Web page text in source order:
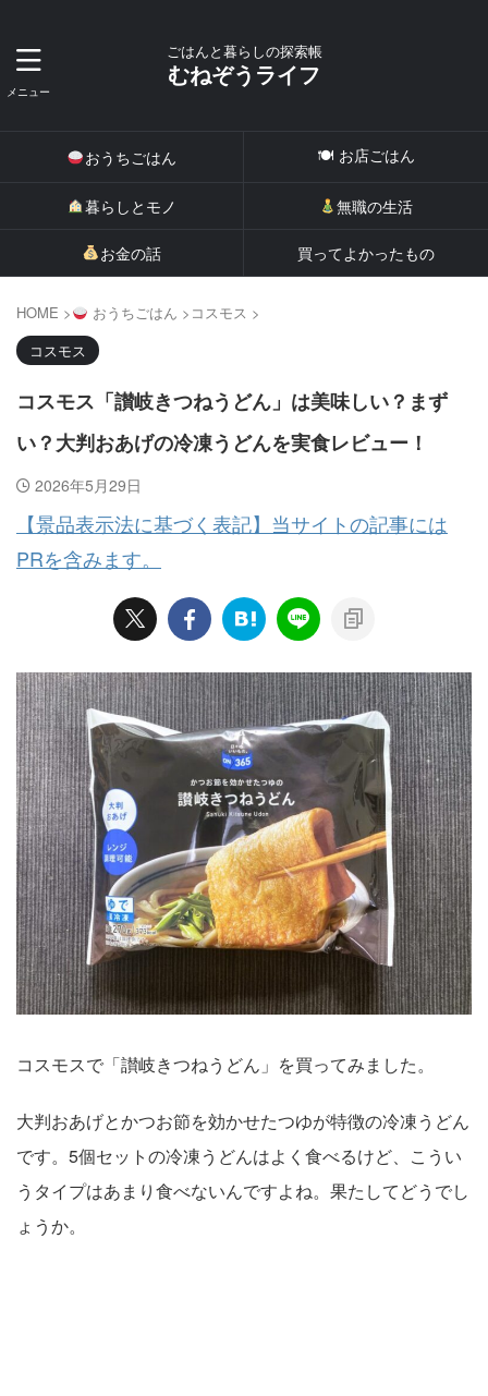
ごはんと暮らしの探索帳
むねぞうライフ
おうちごはん 🍽 お店ごはん
暮らしとモノ 無職の生活
お金の話 買ってよかったもの
HOME > おうちごはん > コスモス >
コスモス
コスモス「讃岐きつねうどん」は美味しい？まず
い？大判おあげの冷凍うどんを実食レビュー！
2026年5月29日
【景品表示法に基づく表記】当サイトの記事には
PRを含みます。
コスモスで「讃岐きつねうどん」を買ってみました。
大判おあげとかつお節を効かせたつゆが特徴の冷凍うどん
です。5個セットの冷凍うどんはよく食べるけど、こうい
うタイプはあまり食べないんですよね。果たしてどうでし
ょうか。